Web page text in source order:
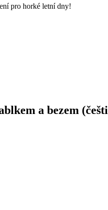
pro horké letní dny!
a bezem